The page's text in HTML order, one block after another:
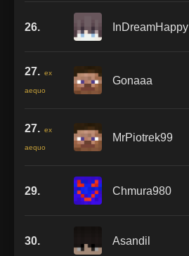
26. InDreamHappy
27. ex
aequo
Gonaaa
27. ex
aequo
MrPiotrek99
29. Chmura980
30. Asandil